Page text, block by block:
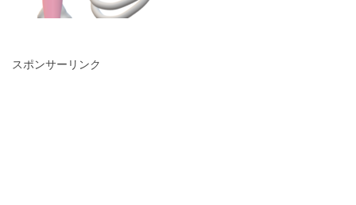
スポンサーリンク